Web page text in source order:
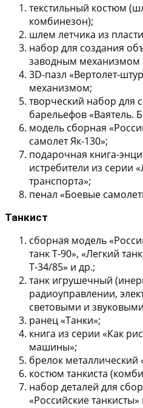
текстильный костюм
комбинезон);
шлем летчика из
набор для создания
заводным механизмом
3D-пазл «Вертолет-
механизмом;
творческий набор для
барельефов «Ваятель.
модель сборная
самолет Як-130»;
подарочная книга-
истребители из серии
транспорта»;
пенал «Боевые
Танкист
сборная модель
танк Т-90», «Легкий
Т-34/85» и др.;
танк игрушечный
радиоуправлении,
световыми и
ранец «Танки»;
книга из серии «Как
машины»;
брелок металлический
костюм танкиста
набор деталей для
«Российские